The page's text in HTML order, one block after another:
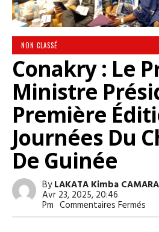
NON CLASSÉ
Conakry : Le
Ministre
Première
Journées Du
De Guinée
ByLAKATA Kimba CAMARA
Avr 23, 2025, 20:46
Pm Commentaires Fermés